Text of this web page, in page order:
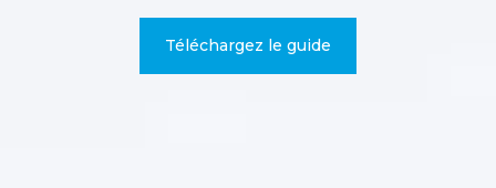
Téléchargez le guide